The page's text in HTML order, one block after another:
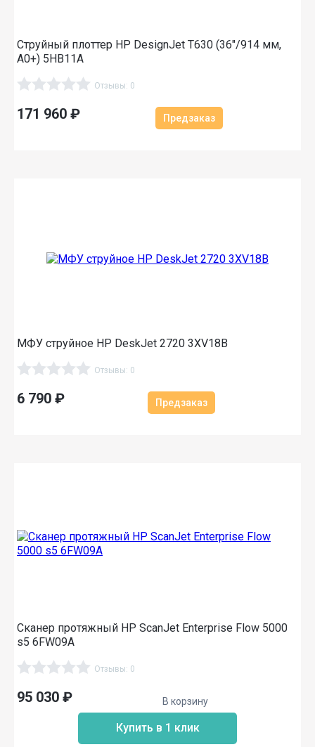
Струйный плоттер HP DesignJet T630 (36"/914 мм,
A0+) 5HB11A
Отзывы: 0
171 960 ₽ Предзаказ
МФУ струйное HP DeskJet 2720 3XV18B
Отзывы: 0
6 790 ₽ Предзаказ
Сканер протяжный HP ScanJet Enterprise Flow 5000
s5 6FW09A
Отзывы: 0
95 030 ₽ В корзину
Купить в 1 клик